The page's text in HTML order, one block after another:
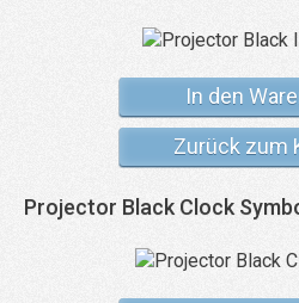
In den
Zurück zum
Projector Black Clock